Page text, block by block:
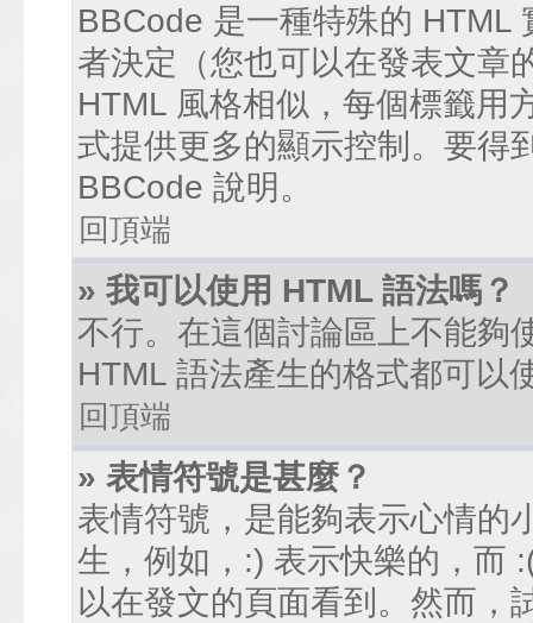
BBCode 是一種特殊的 HTML
者決定（您也可以在發表文章
HTML 風格相似，每個標籤用
式提供更多的顯示控制。要得
BBCode 說明。
回頂端
» 我可以使用 HTML 語法嗎？
不行。在這個討論區上不能夠
HTML 語法產生的格式都可以
回頂端
» 表情符號是甚麼？
表情符號，是能夠表示心情的
生，例如，:) 表示快樂的，而
以在發文的頁面看到。然而，